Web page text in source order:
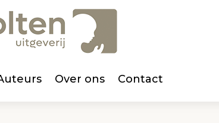
Over ons Contact